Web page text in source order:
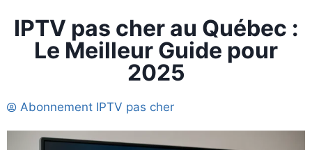
IPTV pas cher au Québec :
Le Meilleur Guide pour
2025
Abonnement IPTV pas cher